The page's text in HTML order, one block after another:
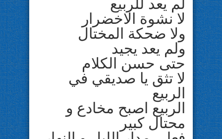
لم يعد للربيع
لا نشوة الاخضرار
ولا ضحكة المختال
ولم يعد يجيد
حتى حسن الكلام
لا تثق يا صديقي في
الربيع
الربيع اصبح مخادع و
محتال كبير